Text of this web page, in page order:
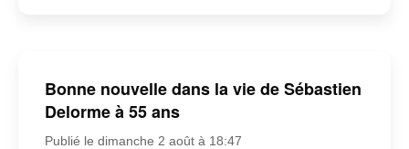
Bonne nouvelle dans la vie de Sébastien
Delorme à 55 ans
Publié le dimanche 2 août à 18:47